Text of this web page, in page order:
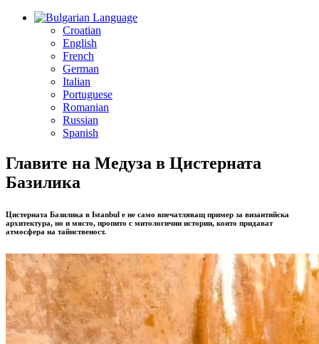
Language
Croatian
English
French
German
Italian
Portuguese
Romanian
Russian
Spanish
Главите на Медуза в Цистерната
Базилика
Цистерната Базилика в Istanbul е не само впечатляващ пример за византийска
архитектура, но и място, пропито с митологични истории, които придават
атмосфера на тайнственост.